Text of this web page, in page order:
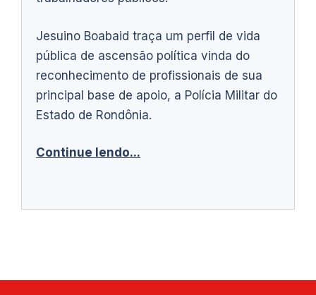
Jesuino Boabaid traça um perfil de vida
pública de ascensão política vinda do
reconhecimento de profissionais de sua
principal base de apoio, a Polícia Militar do
Estado de Rondônia.
Continue lendo...